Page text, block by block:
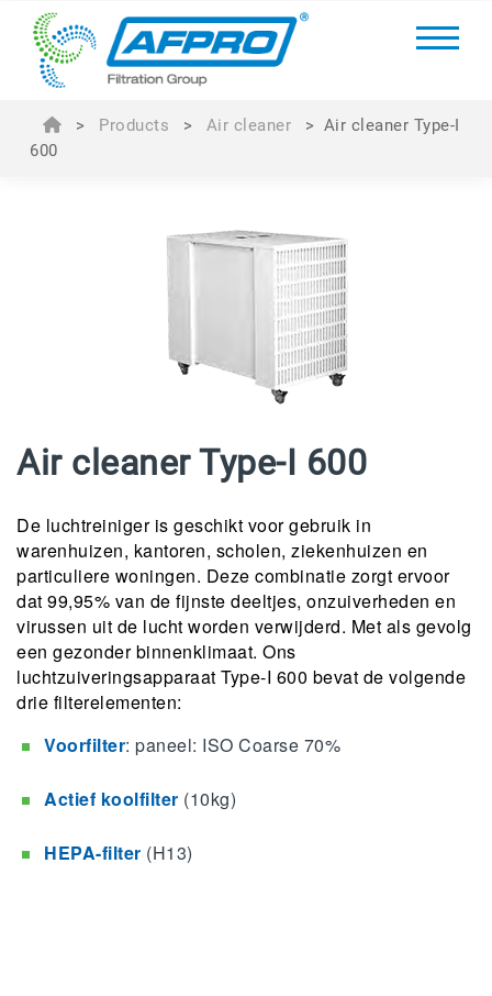
> Products > Air cleaner > Air cleaner Type-I
600
Air cleaner Type-I 600
De luchtreiniger is geschikt voor gebruik in
warenhuizen, kantoren, scholen, ziekenhuizen en
particuliere woningen. Deze combinatie zorgt ervoor
dat 99,95% van de fijnste deeltjes, onzuiverheden en
virussen uit de lucht worden verwijderd. Met als gevolg
een gezonder binnenklimaat. Ons
luchtzuiveringsapparaat Type-I 600 bevat de volgende
drie filterelementen:
Voorfilter: paneel: ISO Coarse 70%
Actief koolfilter (10kg)
HEPA-filter (H13)